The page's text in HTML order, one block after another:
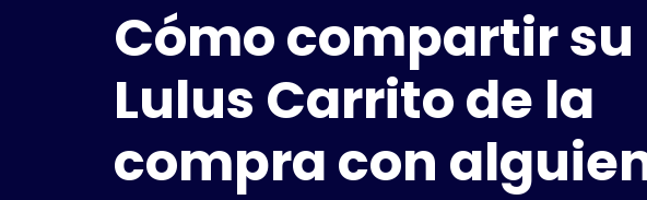
Cómo compartir su
Lulus Carrito de la
compra con